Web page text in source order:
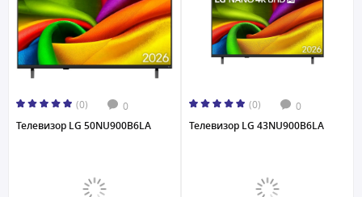
(0) 0
Телевизор LG 50NU900B6LA
(0) 0
Телевизор LG 43NU900B6LA